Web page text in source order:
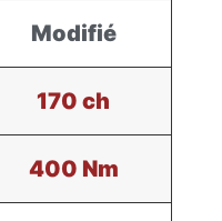
Modifié
170 ch
400 Nm